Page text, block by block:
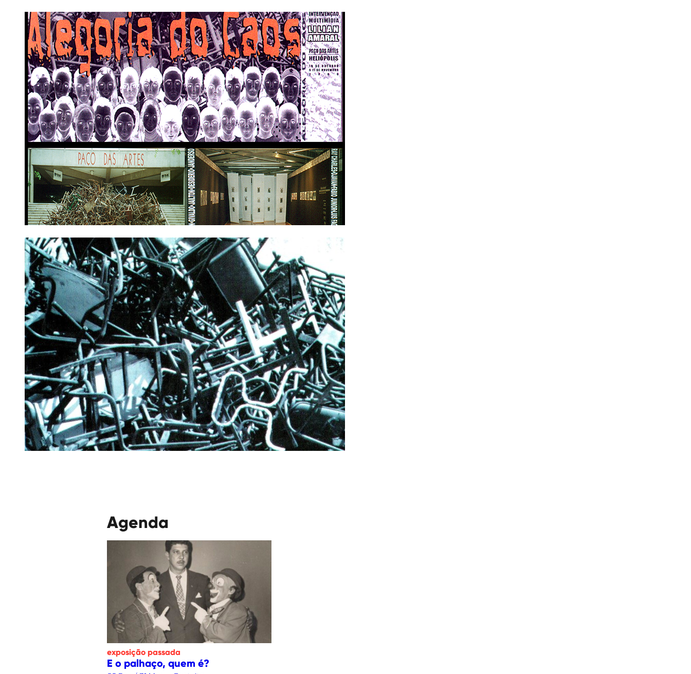
Agenda
exposição passada
E o palhaço, quem é?